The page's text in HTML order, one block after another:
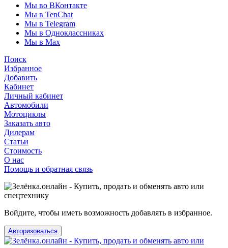
Мы во ВКонтакте
Мы в TenChat
Мы в Telegram
Мы в Одноклассниках
Мы в Max
Поиск
Избранное
Добавить
Кабинет
Личный кабинет
Автомобили
Мотоциклы
Заказать авто
Дилерам
Статьи
Стоимость
О нас
Помощь и обратная связь
Войдите, чтобы иметь возможность добавлять в избранное.
Авторизоваться